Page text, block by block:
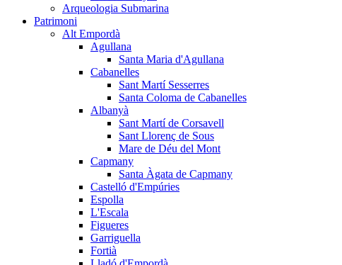
Arqueologia Submarina
Patrimoni
Alt Empordà
Agullana
Santa Maria d'Agullana
Cabanelles
Sant Martí Sesserres
Santa Coloma de Cabanelles
Albanyà
Sant Martí de Corsavell
Sant Llorenç de Sous
Mare de Déu del Mont
Capmany
Santa Àgata de Capmany
Castelló d'Empúries
Espolla
L'Escala
Figueres
Garriguella
Fortià